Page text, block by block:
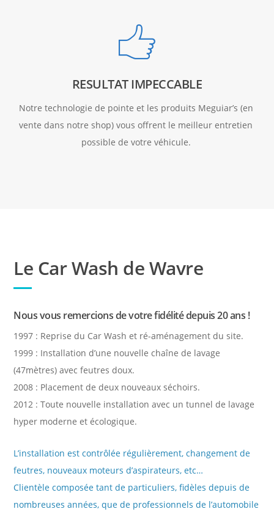
RESULTAT IMPECCABLE
Notre technologie de pointe et les produits Meguiar’s (en
vente dans notre shop) vous offrent le meilleur entretien
possible de votre véhicule.
Le Car Wash de Wavre
Nous vous remercions de votre fidélité depuis 20 ans !
1997 : Reprise du Car Wash et ré-aménagement du site.
1999 : Installation d’une nouvelle chaîne de lavage
(47mètres) avec feutres doux.
2008 : Placement de deux nouveaux séchoirs.
2012 : Toute nouvelle installation avec un tunnel de lavage
hyper moderne et écologique.
L’installation est contrôlée régulièrement, changement de
feutres, nouveaux moteurs d’aspirateurs, etc…
Clientèle composée tant de particuliers, fidèles depuis de
nombreuses années, que de professionnels de l’automobile